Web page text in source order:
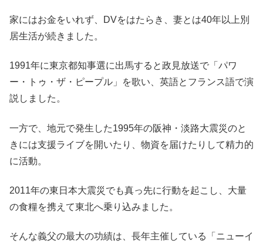
家にはお金をいれず、DVをはたらき、妻とは40年以上別
居生活が続きました。
1991年に東京都知事選に出馬すると政見放送で「パワ
ー・トゥ・ザ・ピープル」を歌い、英語とフランス語で演
説しました。
一方で、地元で発生した1995年の阪神・淡路大震災のと
きには支援ライブを開いたり、物資を届けたりして精力的
に活動。
2011年の東日本大震災でも真っ先に行動を起こし、大量
の食糧を携えて東北へ乗り込みました。
そんな義父の最大の功績は、長年主催している「ニューイ